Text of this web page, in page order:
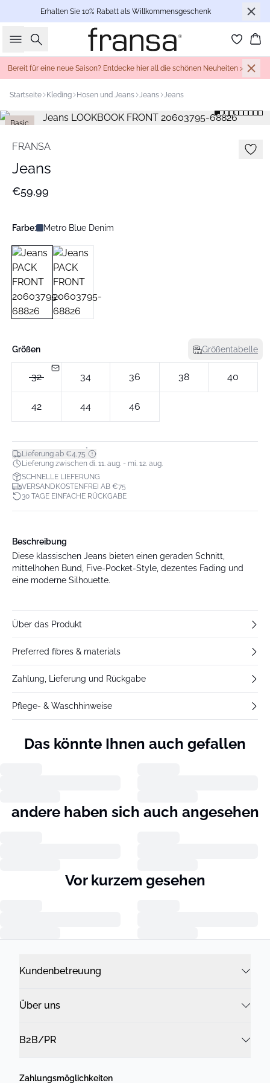
Erhalten Sie 10% Rabatt als Willkommensgeschenk
Suche
Bereit für eine neue Saison? Entdecke hier all die schönen Neuheiten >
Startseite Kleding Hosen und Jeans Jeans Jeans
Basic
FRANSA
Jeans
€59,99
Farbe: Metro Blue Denim
Größen Größentabelle
32 34 36 38 40
42 44 46
Lieferung ab €4,75*
Lieferung zwischen di. 11. aug. - mi. 12. aug.
SCHNELLE LIEFERUNG
VERSANDKOSTENFREI AB €75
30 TAGE EINFACHE RÜCKGABE
Beschreibung
Diese klassischen Jeans bieten einen geraden Schnitt,
mittelhohen Bund, Five-Pocket-Style, dezentes Fading und
eine moderne Silhouette.
Über das Produkt
Preferred fibres & materials
Zahlung, Lieferung und Rückgabe
Pflege- & Waschhinweise
Das könnte Ihnen auch gefallen
andere haben sich auch angesehen
Vor kurzem gesehen
Kundenbetreuung
Über uns
B2B/PR
Zahlungsmöglichkeiten